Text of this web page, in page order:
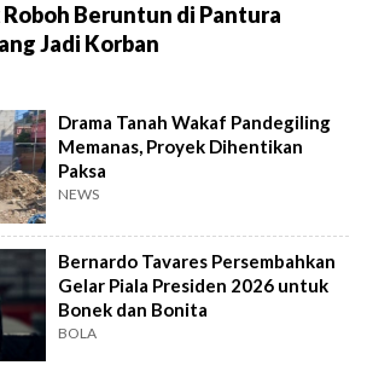
Beruntun di Pantura
Jadi Korban
Drama Tanah Wakaf Pandegiling
Memanas, Proyek Dihentikan
Paksa
NEWS
Bernardo Tavares Persembahkan
Gelar Piala Presiden 2026 untuk
Bonek dan Bonita
BOLA